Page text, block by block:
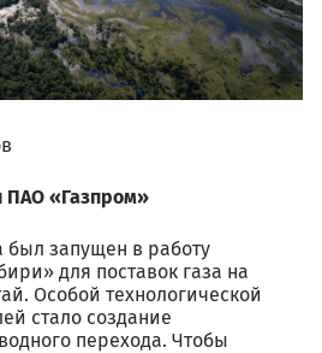
ПАО «Газпром»
был запущен в работу
для поставок газа на
Особой технологической
стало создание
перехода. Чтобы